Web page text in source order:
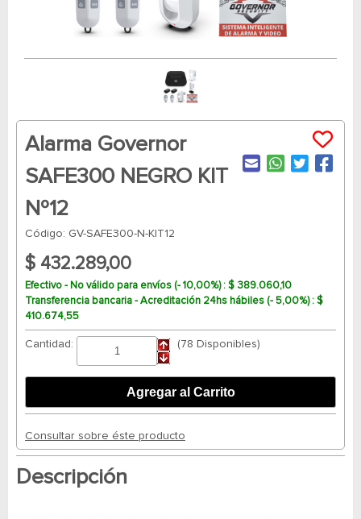
Alarma Governor
SAFE300 NEGRO KIT
Nº12
Código: GV-SAFE300-N-KIT12
$ 432.289,00
Efectivo - No válido para envíos (- 10,00%) : $ 389.060,10
Transferencia bancaria - Acreditación 24hs hábiles (- 5,00%) : $
410.674,55
Cantidad: (78 Disponibles)
Consultar sobre éste producto
Descripción